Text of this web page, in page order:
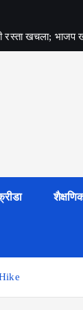
खचला; भाजप